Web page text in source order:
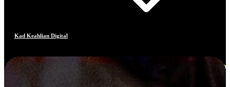
Kad Keahlian Digital